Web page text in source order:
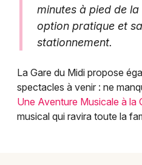
minutes à pied de
option pratique et
stationnement.
La Gare du Midi propose
spectacles à venir : ne
Une Aventure Musicale à la
musical qui ravira toute la